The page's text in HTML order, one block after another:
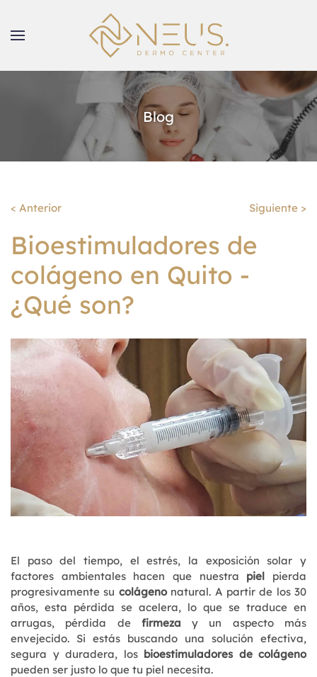
Blog
< Anterior Siguiente >
Bioestimuladores de
colágeno en Quito -
¿Qué son?
El paso del tiempo, el estrés, la exposición solar y
factores ambientales hacen que nuestra piel pierda
progresivamente su colágenonatural. A partir de los 30
años, esta pérdida se acelera, lo que se traduce en
arrugas, pérdida de firmeza y un aspecto más
envejecido. Si estás buscando una solución efectiva,
segura y duradera, los bioestimuladores de colágeno
pueden ser justo lo que tu piel necesita.